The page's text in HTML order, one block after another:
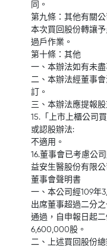
同。
第九條：其他有關
本次買回股份轉讓
過戶作業。
第十條：其他
一、本辦法如有未
二、本辦法經董事
訂。
三、本辦法應提報
15.「上市上櫃公司
或認股辦法:
不適用。
16.董事會已考慮公
益安生醫股份有限公
董事會聲明書
一、本公司經109年
出席董事超過二分
通過，自申報日起
6,600,000股。
二、上述買回股份總